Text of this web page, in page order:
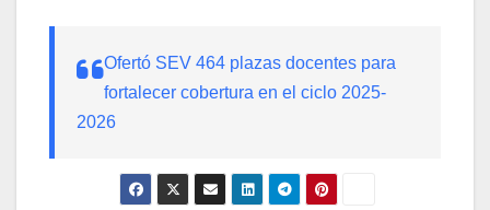
Ofertó SEV 464 plazas docentes para
fortalecer cobertura en el ciclo 2025-
2026